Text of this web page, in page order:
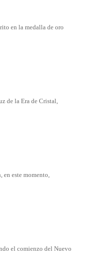
en la medalla de oro
de la Era de Cristal,
en este momento,
el comienzo del Nuevo